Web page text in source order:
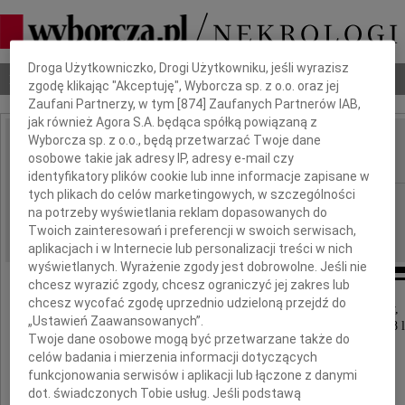
Nekrologi Odeszli Poradnik pogrzebowy
IMIĘ I NAZWISKO: Krystyna Broda
REGION: Poznań
DATA EMISJI: 21.07.2010
Z głębokim smutkiem i żalem zawiadamiamy,
że w dniu 16 lipca 2010 roku zmarła w wieku 88
opatrzona sakramentami świętymi
Dbamy o Twoją prywatność
Droga Użytkowniczko, Drogi Użytkowniku, jeśli wyrazisz
zgodę klikając "Akceptuję", Wyborcza sp. z o.o. oraz jej
Zaufani Partnerzy, w tym [874 ] Zaufanych Partnerów IAB,
jak również Agora S.A. będąca spółką powiązaną z
Wyborcza sp. z o.o., będą przetwarzać Twoje dane
osobowe takie jak adresy IP, adresy e-mail czy
identyfikatory plików cookie lub inne informacje zapisane w
tych plikach do celów marketingowych, w szczególności
na potrzeby wyświetlania reklam dopasowanych do
Twoich zainteresowań i preferencji w swoich serwisach,
aplikacjach i w Internecie lub personalizacji treści w nich
wyświetlanych. Wyrażenie zgody jest dobrowolne. Jeśli nie
chcesz wyrazić zgody, chcesz ograniczyć jej zakres lub
chcesz wycofać zgodę uprzednio udzieloną przejdź do
„Ustawień Zaawansowanych”.
Twoje dane osobowe mogą być przetwarzane także do
celów badania i mierzenia informacji dotyczących
funkcjonowania serwisów i aplikacji lub łączone z danymi
dot. świadczonych Tobie usług. Jeśli podstawą